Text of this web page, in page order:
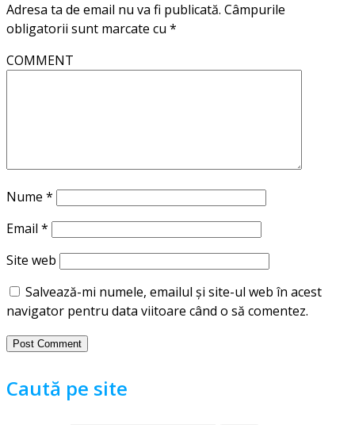
Adresa ta de email nu va fi publicată. Câmpurile
obligatorii sunt marcate cu *
COMMENT
Nume *
Email *
Site web
Salvează-mi numele, emailul și site-ul web în acest
navigator pentru data viitoare când o să comentez.
Caută pe site